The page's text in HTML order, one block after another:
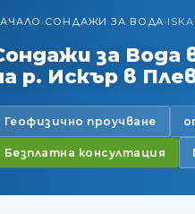
› СОНДАЖИ ЗА ВОДА›
за Вода
р. Искър в
Геофизично проучване
Безплатна консултация